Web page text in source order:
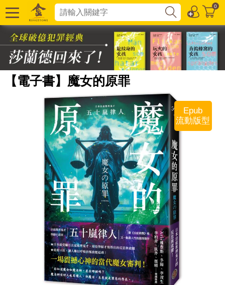
0
【電子書】魔女的原罪
Epub
流動版型